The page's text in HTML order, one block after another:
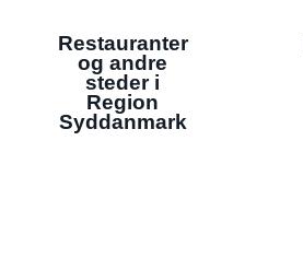
Restauranter
og andre
steder i
Region
Syddanmark